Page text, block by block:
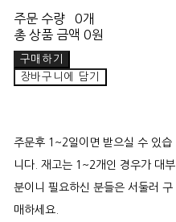
주문 수량
0개
총 상품 금액 0원
구매하기
장바구니에 담기
주문후 1~2일이면 받으실 수 있습
니다. 재고는 1~2개인 경우가 대부
분이니 필요하신 분들은 서둘러 구
매하세요.